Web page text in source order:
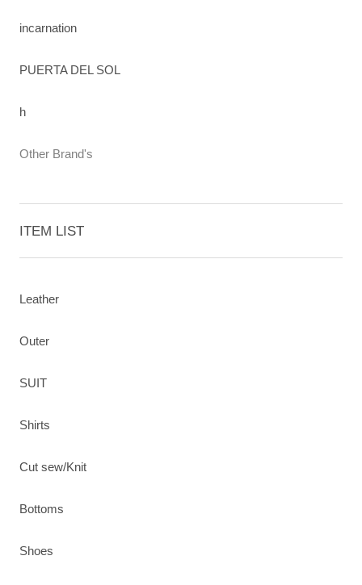
incarnation
PUERTA DEL SOL
h
Other Brand's
ITEM LIST
Leather
Outer
SUIT
Shirts
Cut sew/Knit
Bottoms
Shoes